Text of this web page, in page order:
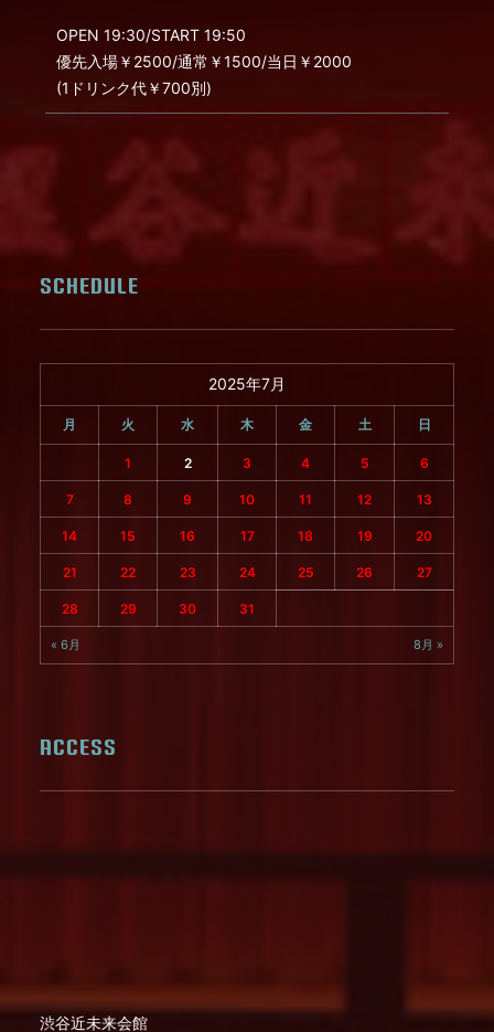
OPEN 19:30/START 19:50
優先入場￥2500/通常￥1500/当日￥2000
(1ドリンク代￥700別)
SCHEDULE
2025年7月
月 火 水 木 金 土 日
1 2 3 4 5 6
7 8 9 10 11 12 13
14 15 16 17 18 19 20
21 22 23 24 25 26 27
28 29 30 31
« 6月 8月 »
ACCESS
渋谷近未来会館